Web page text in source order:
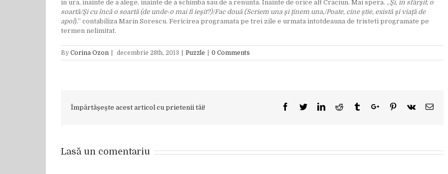
in ura, inainte de a alege, inainte de a schimba sau de a renunta. Inainte de orice alt Craciun. Mai spera. „Şi, în sfârşit, o
soartă/Şi cu încă o soartă (de unde-o mai fi ieşit?)/Fac două (Scriem una şi ţinem una,/Poate, cine ştie, există şi viaţă de
apoi).” contabiliza Marin Sorescu. Fericirea programata pe trei zile e urmata intotdeauna de tristeti programate pe
termen nelimitat.
By Corina Ozon decembrie 28th, 2013 Puzzle 0 Comments
Împărtășește acest articol cu prietenii tăi! Facebook
TwitterLinkedinReddit TumblrGoogle+Pinterest
Vk Email
Lasă un comentariu